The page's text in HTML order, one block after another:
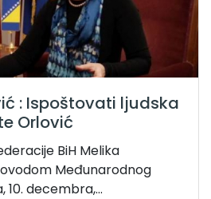
: Ispoštovati ljudska
Orlović
BiH Melika
Međunarodnog
10. decembra,...